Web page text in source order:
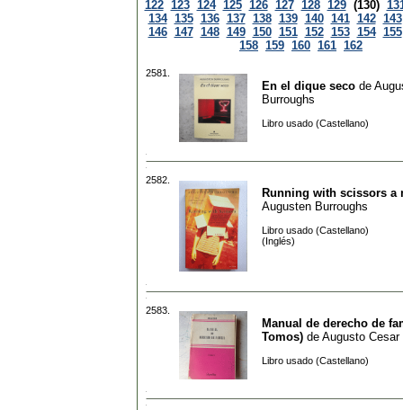
122 123 124 125 126 127 128 129 (130)
134 135 136 137 138 139 140 141 142 143
146 147 148 149 150 151 152 153 154 155
158 159 160 161 162
2581.
En el dique seco de
Burroughs
Libro usado (Castellano)
2582.
Running with scissors a
Augusten Burroughs
Libro usado (Castellano)
(Inglés)
2583.
Manual de derecho de
Tomos) de Augusto
Libro usado (Castellano)